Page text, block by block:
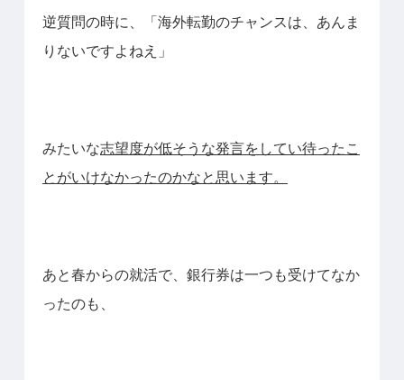
逆質問の時に、「海外転勤のチャンスは、あんま
りないですよねえ」
みたいな志望度が低そうな発言をしてい待ったこ
とがいけなかったのかなと思います。
あと春からの就活で、銀行券は一つも受けてなか
ったのも、